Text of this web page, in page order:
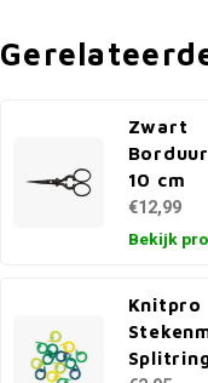
Zwart
10 cm
€12,99
Bekijk
Knitpro